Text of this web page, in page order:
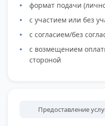
формат подачи
с участием или без
с согласием/без
с возмещением
стороной
Предоставление